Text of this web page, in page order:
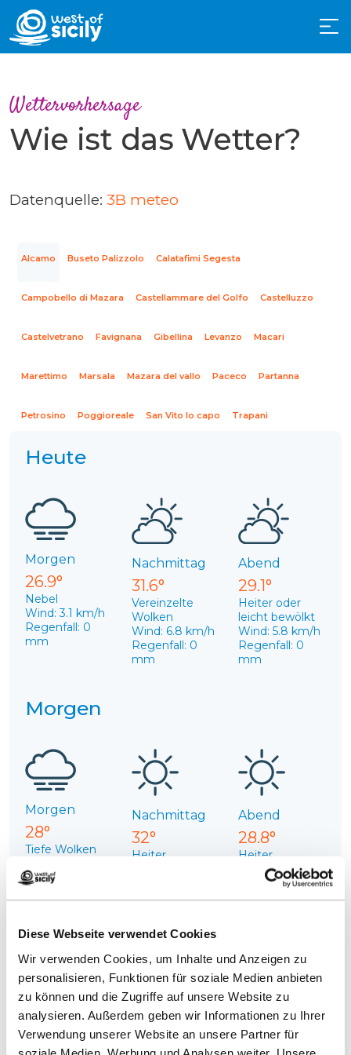
Diese Webseite verwendet Cookies
Wir verwenden Cookies, um Inhalte und Anzeigen zu
personalisieren, Funktionen für soziale Medien anbieten
zu können und die Zugriffe auf unsere Website zu
analysieren. Außerdem geben wir Informationen zu Ihrer
Verwendung unserer Website an unsere Partner für
Wettervorhersage
Wie ist das Wetter?
Datenquelle: 3B meteo
Alcamo Buseto Palizzolo Calatafimi Segesta
Campobello di Mazara Castellammare del Golfo Castelluzzo
Castelvetrano Favignana Gibellina Levanzo Macari
Marettimo Marsala Mazara del vallo Paceco Partanna
Petrosino Poggioreale San Vito lo capo Trapani
Heute
Morgen
26.9°
Nebel
Wind: 3.1 km/h
Regenfall: 0
mm
Nachmittag
31.6°
Vereinzelte
Wolken
Wind: 6.8 km/h
Regenfall: 0
mm
Abend
29.1°
Heiter oder
leicht bewölkt
Wind: 5.8 km/h
Regenfall: 0
mm
Morgen
Morgen
28°
Tiefe Wolken
Auflockerungen
Nachmittag
32°
Heiter
Regenfall: 0
Abend
28.8°
Heiter
Wind: 7.2 km/h
Regenfall: 0
mm
Übermorgen